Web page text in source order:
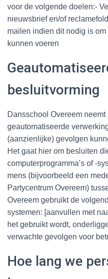
voor de volgende doelen:-
nieuwsbrief en/of
mailen indien dit nodig is
kunnen voeren
besluitvorming
Dansschool Overeem
geautomatiseerde
(aanzienlijke) gevolgen
Het gaat hier om besluiten
computerprogramma’s of -
mens (bijvoorbeeld een
Partycentrum Overeem)
Overeem gebruikt de
systemen: [aanvullen met
het gebruikt wordt,
verwachte gevolgen voor
Hoe lang we